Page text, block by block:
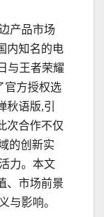
产品市场
内知名的电
与王者荣耀
官方授权选
秋语版,引
次合作不仅
的创新实
力。本文
、市场前景
与影响。